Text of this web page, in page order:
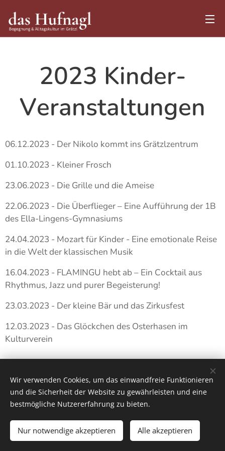
2023 Kinder-
Veranstaltungen
06.12.2023 - Der Nikolo kommt ins Grätzlzentrum
01.10.2023 - Kleiner Frosch
23.06.2023 - Die Grille und die Ameise
22.06.2023 - Die Überflieger – Eine Aufführung der 1B
des Ella-Lingens-Gymnasiums
24.04.2023 - Mozart für Kinder - Eine emotionale Reise
in die Welt der klassischen Musik
16.04.2023 - FLAMINGU hebt ab – Ein Cocktail aus
Rhythmus, Jazz und purer Begeisterung!
23.03.2023 - Der kleine Bär und das Zirkusfest
12.03.2023 - Das Glöckchen des Osterhasen im
Kulturverein
© 2026 Alle Rechte vorbehalten
Cookies
Wir verwenden Cookies, um das einwandfreie Funktionieren
und die Sicherheit der Website zu gewährleisten und eine
bestmögliche Nutzererfahrung zu bieten.
Nur notwendige akzeptieren Alle akzeptieren